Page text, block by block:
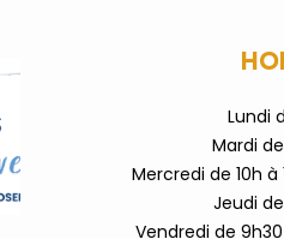
Lundi
Mardi
Mercredi de 10h à
Jeudi
Vendredi de 9h3